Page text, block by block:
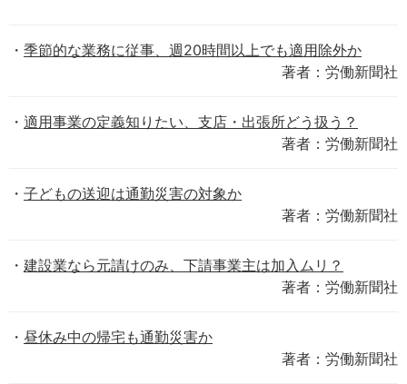
季節的な業務に従事、週20時間以上でも適用除外か
著者：労働新聞社
適用事業の定義知りたい、支店・出張所どう扱う？
著者：労働新聞社
子どもの送迎は通勤災害の対象か
著者：労働新聞社
建設業なら元請けのみ、下請事業主は加入ムリ？
著者：労働新聞社
昼休み中の帰宅も通勤災害か
著者：労働新聞社